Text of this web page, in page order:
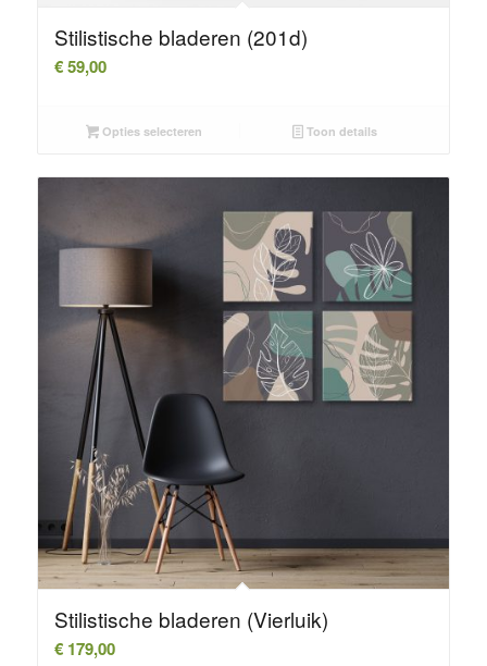
Stilistische bladeren (201d)
€59,00
Opties selecteren Toon details
Stilistische bladeren (Vierluik)
€179,00